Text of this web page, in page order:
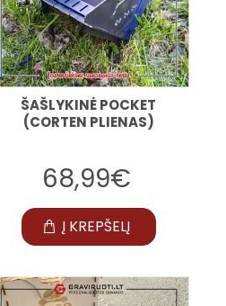
ŠAŠLYKINĖ POCKET
(CORTEN PLIENAS)
68,99€
Į KREPŠELĮ